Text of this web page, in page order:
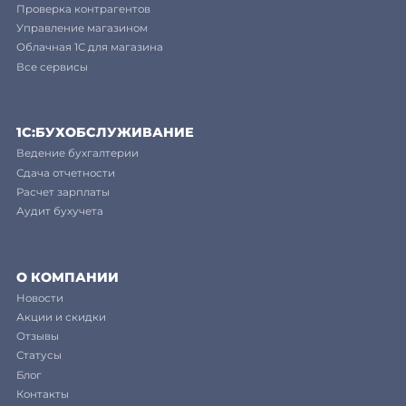
Проверка контрагентов
Управление магазином
Облачная 1С для магазина
Все сервисы
1C:БУХОБСЛУЖИВАНИЕ
Ведение бухгалтерии
Сдача отчетности
Расчет зарплаты
Аудит бухучета
О КОМПАНИИ
Новости
Акции и скидки
Отзывы
Статусы
Блог
Контакты